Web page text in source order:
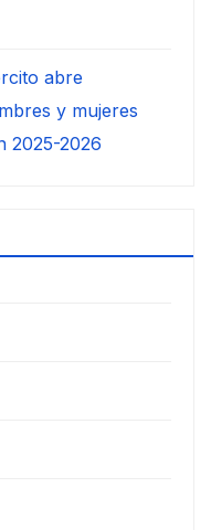
abre
y mujeres
2025-2026